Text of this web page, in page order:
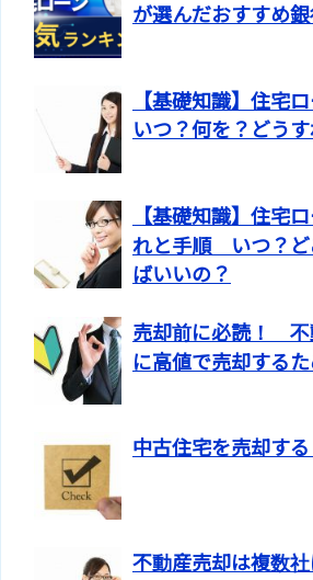
が選んだおすすめ銀
【基礎知識】住宅
いつ？何を？どう
【基礎知識】住宅
れと手順 いつ？ど
ばいいの？
売却前に必読！ 不
に高値で売却する
中古住宅を売却す
不動産売却は複数